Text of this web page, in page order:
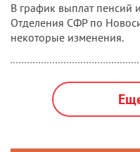
В график выплат пенсий
Отделения СФР по
некоторые изменения.